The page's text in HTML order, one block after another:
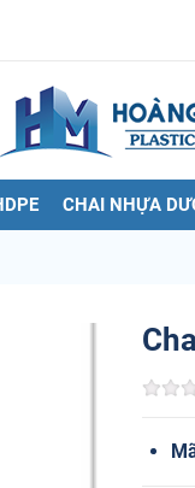
CHAI NHỰA